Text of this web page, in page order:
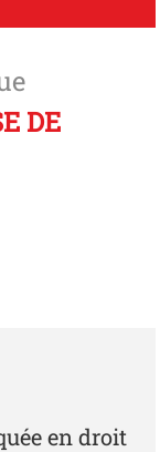
DE
en droit